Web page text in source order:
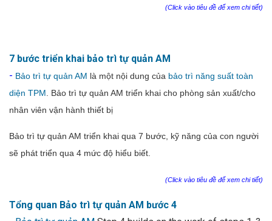
(Click vào tiêu đề để xem chi tiết)
7 bước triển khai bảo trì tự quản AM
- Bảo trì tự quản AM là một nội dung của bảo trì năng suất toàn
diện TPM . Bảo trì tự quản AM triển khai cho phòng sản xuất/cho
nhân viên vận hành thiết bị
Bảo trì tự quản AM triển khai qua 7 bước, kỹ năng của con người
sẽ phát triển qua 4 mức độ hiểu biết.
(Click vào tiêu đề để xem chi tiết)
Tổng quan Bảo trì tự quản AM bước 4